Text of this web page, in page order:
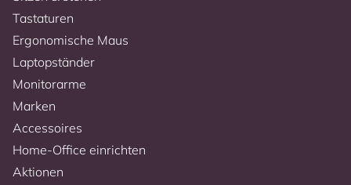
Tastaturen
Ergonomische Maus
Laptopständer
Monitorarme
Marken
Accessoires
Home-Office einrichten
Aktionen